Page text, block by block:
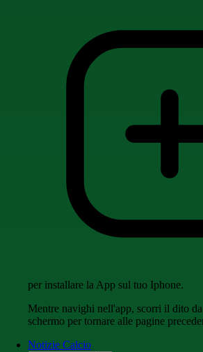
per installare la App sul tuo Iphone.
Mentre navighi nell'app, scorri il dito
schermo per tornare alle pagine
Notizie Calcio